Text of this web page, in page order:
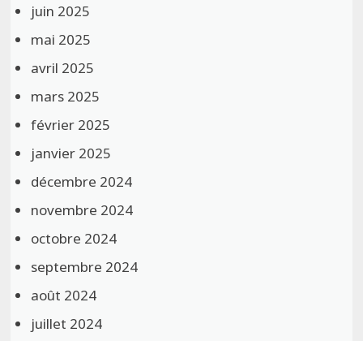
juin 2025
mai 2025
avril 2025
mars 2025
février 2025
janvier 2025
décembre 2024
novembre 2024
octobre 2024
septembre 2024
août 2024
juillet 2024